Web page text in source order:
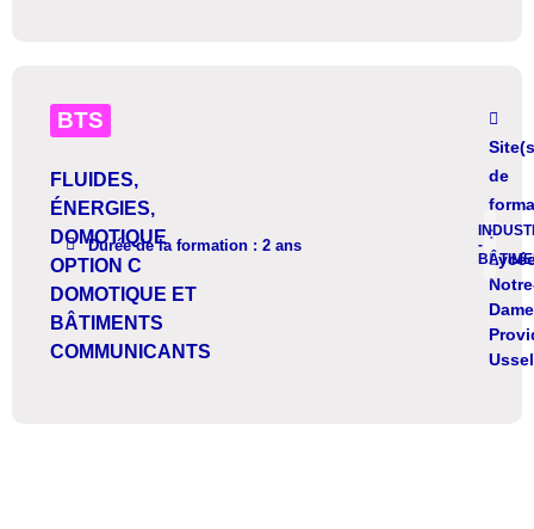
BTS
FLUIDES,
ÉNERGIES,
DOMOTIQUE
OPTION C
DOMOTIQUE ET
BÂTIMENTS
COMMUNICANTS
Durée de la formation : 2 ans
de
:
Ussel
-